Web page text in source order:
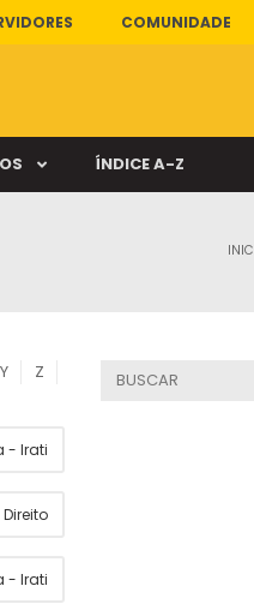
COMUNIDADE
ÍNDICE A-Z
Y Z
- Irati
Direito
- Irati